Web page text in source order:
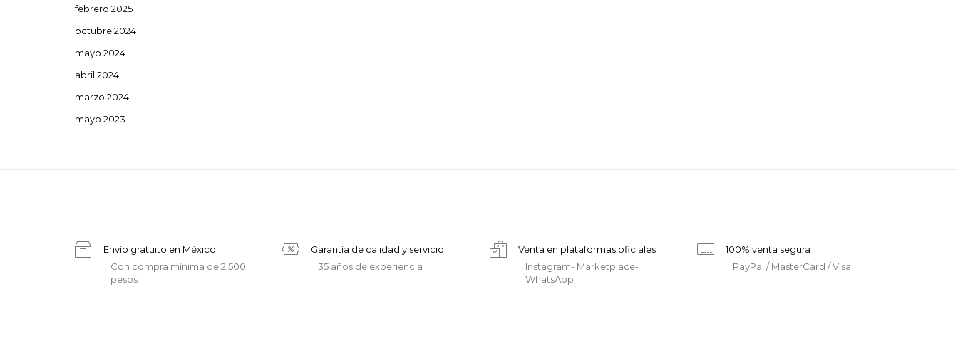
febrero 2025
octubre 2024
mayo 2024
abril 2024
marzo 2024
mayo 2023
Envío gratuito en México
Con compra mínima de 2,500
pesos
Garantía de calidad y servicio
35 años de experiencia
Venta en plataformas oficiales
Instagram- Marketplace-
WhatsApp
100% venta segura
PayPal / MasterCard / Visa